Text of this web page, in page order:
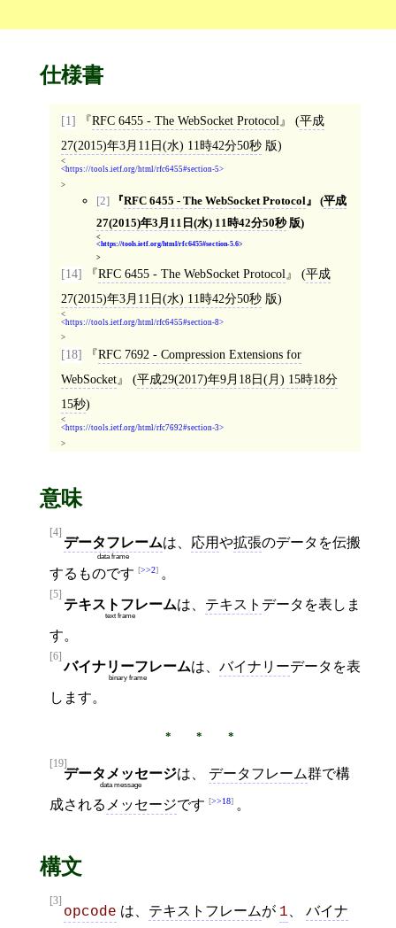
仕様書
[1] RFC 6455 - The WebSocket Protocol (平成
27(2015)年3月11日(水) 11時42分50秒版)
<
https://tools.ietf.org/html/rfc6455#section-5
>
[2] RFC 6455 - The WebSocket Protocol (平成
27(2015)年3月11日(水) 11時42分50秒版)
<
https://tools.ietf.org/html/rfc6455#section-5.6
>
[14] RFC 6455 - The WebSocket Protocol (平成
27(2015)年3月11日(水) 11時42分50秒版)
<
https://tools.ietf.org/html/rfc6455#section-8
>
[18]
RFC 7692 - Compression Extensions for
WebSocket
(平成29(2017)年9月18日(月) 15時18分
15秒)
<
https://tools.ietf.org/html/rfc7692#section-3
>
意味
[4]
データフレーム
data frame
は、 応用や拡張のデータを伝搬
するものです >>2 。
[5]
テキストフレーム
text frame
は、 テキスト データを表しま
す。
[6]
バイナリーフレーム
binary frame
は、 バイナリーデータを表
します。
[19]
データメッセージ
data message
は、 データフレーム群で構
成される メッセージです >>18 。
構文
[3]
opcode は、 テキストフレームが 1 バイナ